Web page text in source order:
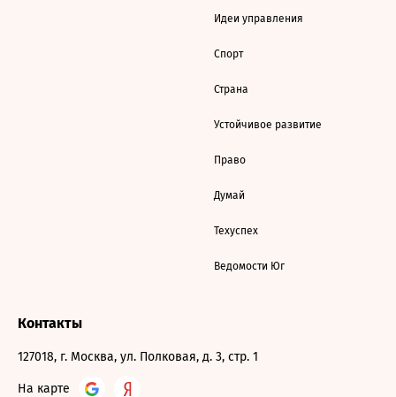
Идеи управления
Спорт
Страна
Устойчивое развитие
Право
Думай
Техуспех
Ведомости Юг
Контакты
127018, г. Москва, ул. Полковая, д. 3, стр. 1
На карте